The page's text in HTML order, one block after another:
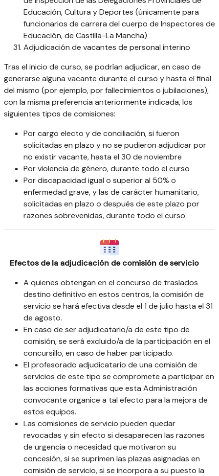
Educación, Cultura y Deportes (únicamente para
funcionarios de carrera del cuerpo de Inspectores de
Educación, de Castilla-La Mancha)
Adjudicación de vacantes de personal interino
Tras el inicio de curso, se podrían adjudicar, en caso de
generarse alguna vacante durante el curso y hasta el final
del mismo (por ejemplo, por fallecimientos o jubilaciones),
con la misma preferencia anteriormente indicada, los
siguientes tipos de comisiones:
Por cargo electo y de conciliación, si fueron
solicitadas en plazo y no se pudieron adjudicar por
no existir vacante, hasta el 30 de noviembre
Por violencia de género, durante todo el curso
Por discapacidad igual o superior al 50% o
enfermedad grave, y las de carácter humanitario,
solicitadas en plazo o después de este plazo por
razones sobrevenidas, durante todo el curso
Efectos de la adjudicación de comisión de servicio
A quienes obtengan en el concurso de traslados
destino definitivo en estos centros, la comisión de
servicio se hará efectiva desde el 1 de julio hasta el 31
de agosto.
En caso de ser adjudicatario/a de este tipo de
comisión, se será excluido/a de la participación en el
concursillo, en caso de haber participado.
El profesorado adjudicatario de una comisión de
servicios de este tipo se compromete a participar en
las acciones formativas que esta Administración
convocante organice a tal efecto para la mejora de
estos equipos.
Las comisiones de servicio pueden quedar
revocadas y sin efecto si desaparecen las razones
de urgencia o necesidad que motivaron su
concesión, si se suprimen las plazas asignadas en
comisión de servicio, si se incorpora a su puesto la